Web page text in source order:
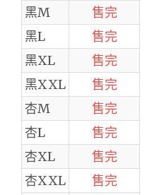
黑M
售完
黑L
售完
黑XL
售完
黑XXL
售完
杏M
售完
杏L
售完
杏XL
售完
杏XXL
售完